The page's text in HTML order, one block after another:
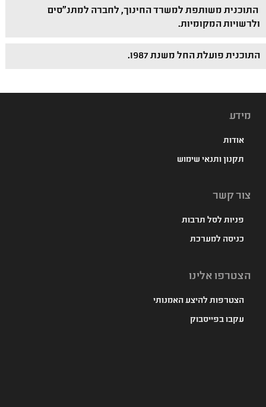
התוכנית משותפת למשרד החינוך, לחברה למתנ"סים
ולרשויות המקומיות.
התוכנית פועלת החל משנת 1987.
מידע
אודות
תקנון ותנאי שימוש
צור קשר
פניות לסל תרבות
כניסה למערכת
הצטרפו אלינו
הצטרפות להיצע האמנותי
עקבו בפייסבוק